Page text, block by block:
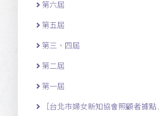
第六屆
第五屆
第三、四屆
第二屆
第一屆
［台北市婦女新知協會照顧者據點